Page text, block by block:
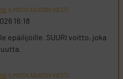
ILMOITA ASIATON VIESTI
16:18
epäilijöille. SUURI voitto, joka
ILMOITA ASIATON VIESTI